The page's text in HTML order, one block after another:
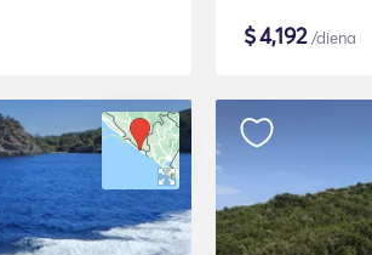
$4,192/diena